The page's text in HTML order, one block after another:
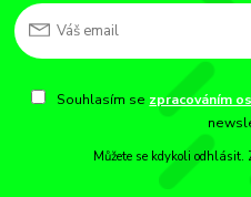
Souhlasím se zpracováním
Můžete se kdykoli